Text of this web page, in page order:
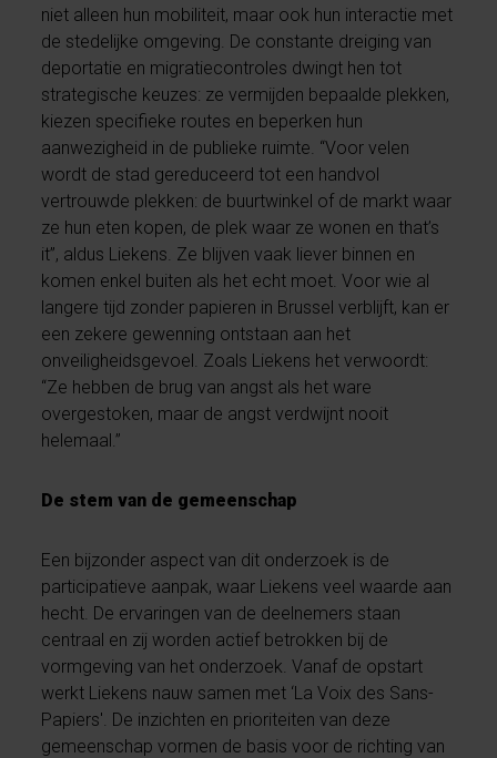
niet alleen hun mobiliteit, maar ook hun interactie met
de stedelijke omgeving. De constante dreiging van
deportatie en migratiecontroles dwingt hen tot
strategische keuzes: ze vermijden bepaalde plekken,
kiezen specifieke routes en beperken hun
aanwezigheid in de publieke ruimte. “Voor velen
wordt de stad gereduceerd tot een handvol
vertrouwde plekken: de buurtwinkel of de markt waar
ze hun eten kopen, de plek waar ze wonen en that’s
it”, aldus Liekens. Ze blijven vaak liever binnen en
komen enkel buiten als het echt moet. Voor wie al
langere tijd zonder papieren in Brussel verblijft, kan er
een zekere gewenning ontstaan aan het
onveiligheidsgevoel. Zoals Liekens het verwoordt:
“Ze hebben de brug van angst als het ware
overgestoken, maar de angst verdwijnt nooit
helemaal.”
De stem van de gemeenschap
Een bijzonder aspect van dit onderzoek is de
participatieve aanpak, waar Liekens veel waarde aan
hecht. De ervaringen van de deelnemers staan
centraal en zij worden actief betrokken bij de
vormgeving van het onderzoek. Vanaf de opstart
werkt Liekens nauw samen met ‘La Voix des Sans-
Papiers'. De inzichten en prioriteiten van deze
gemeenschap vormen de basis voor de richting van